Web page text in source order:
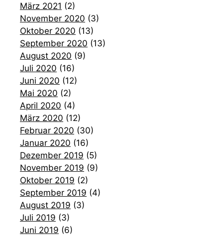
März 2021 (2)
November 2020 (3)
Oktober 2020 (13)
September 2020 (13)
August 2020 (9)
Juli 2020 (16)
Juni 2020 (12)
Mai 2020 (2)
April 2020 (4)
März 2020 (12)
Februar 2020 (30)
Januar 2020 (16)
Dezember 2019 (5)
November 2019 (9)
Oktober 2019 (2)
September 2019 (4)
August 2019 (3)
Juli 2019 (3)
Juni 2019 (6)